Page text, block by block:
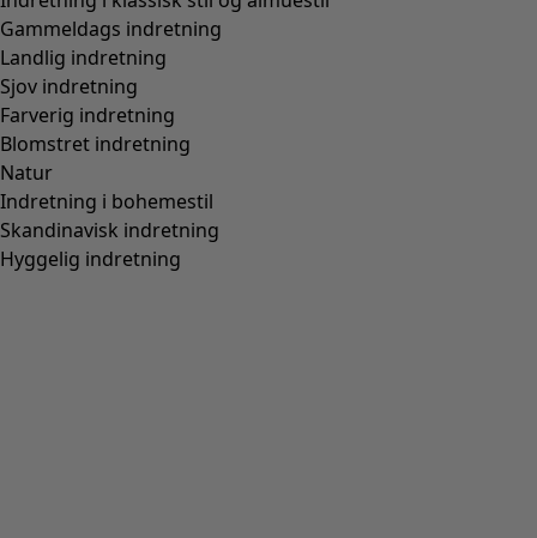
Gammeldags indretning
Landlig indretning
Sjov indretning
Farverig indretning
Blomstret indretning
Natur
Indretning i bohemestil
Skandinavisk indretning
Hyggelig indretning